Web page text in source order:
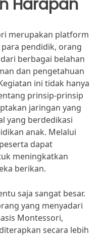
merupakan platform
pendidik, orang
berbagai belahan
dan pengetahuan
ini tidak hanya
prinsip-prinsip
jaringan yang
yang berdedikasi
anak. Melalui
dapat
meningkatkan
berikan.
saja sangat besar.
yang menyadari
Montessori,
secara lebih